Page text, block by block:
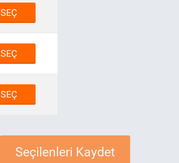
SEÇ
SEÇ
SEÇ
Seçilenleri Kaydet